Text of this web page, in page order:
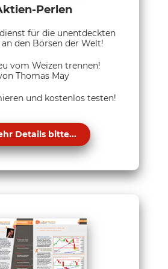
Perlen
für die unentdeckten
den Börsen der Welt!
vom Weizen trennen!
Thomas May
und kostenlos testen!
Details bitte...